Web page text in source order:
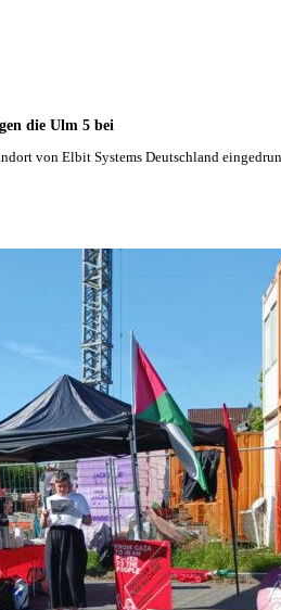
die Ulm 5 bei
von Elbit Systems Deutschland